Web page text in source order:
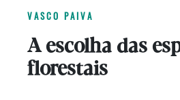
VASCO PAIVA
A escolha das
florestais